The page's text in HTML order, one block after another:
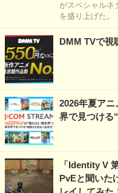
がスペシャルネ
を盛り上げた。
DMM TVで視
2026年夏ア
界で見つける
「Identity V
PvEと聞いた